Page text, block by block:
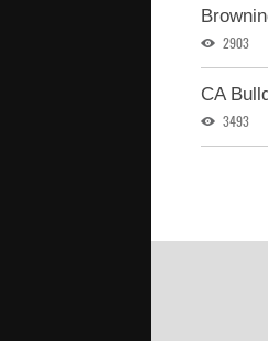
2903
CA
3493